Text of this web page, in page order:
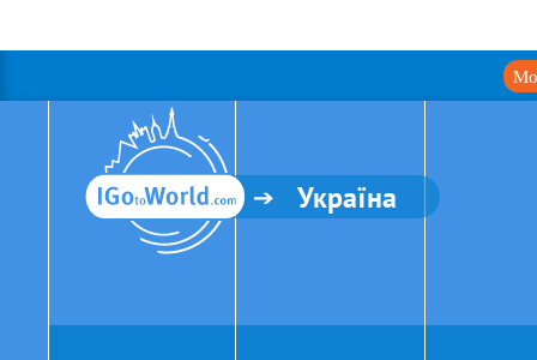
Україна